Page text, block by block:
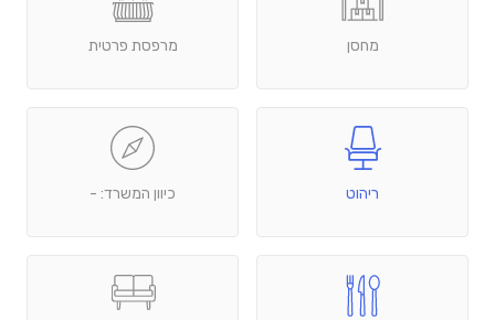
מחסן מרפסת פרטית
ריהוט כיוון המשרד: -